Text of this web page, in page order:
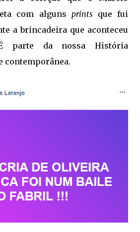
com alguns prints que fui
a brincadeira que aconteceu
parte da nossa História
contemporânea.